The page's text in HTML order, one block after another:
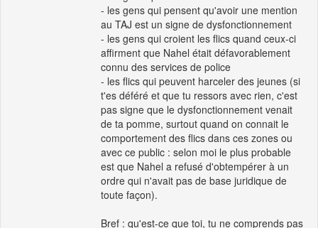
- les gens qui pensent qu'avoir une mention
au TAJ est un signe de dysfonctionnement
- les gens qui croient les flics quand ceux-ci
affirment que Nahel était défavorablement
connu des services de police
- les flics qui peuvent harceler des jeunes (si
t'es déféré et que tu ressors avec rien, c'est
pas signe que le dysfonctionnement venait
de ta pomme, surtout quand on connait le
comportement des flics dans ces zones ou
avec ce public : selon moi le plus probable
est que Nahel a refusé d'obtempérer à un
ordre qui n'avait pas de base juridique de
toute façon).
Bref : qu'est-ce que toi, tu ne comprends pas